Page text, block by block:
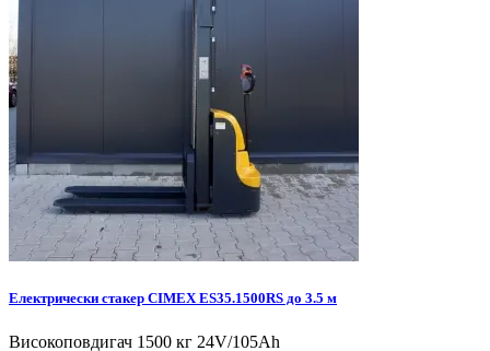
Електрически стакер CIMEX ES35.1500RS до 3.5 м
Високоповдигач 1500 кг 24V/105Ah